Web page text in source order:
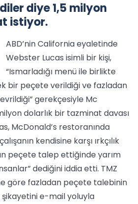
diye 1,5 milyon
istiyor.
ABD’nin California eyaletinde
Webster Lucas isimli bir kişi,
“Ismarladığı menü ile birlikte
bir peçete verildiği ve fazladan
gerekçesiyle Mc
dolarlık bir tazminat davası
McDonald’s restoranında
kendisine karşı ırkçılık
peçete talep ettiğinde yarım
dediğini iddia etti. TMZ
göre fazladan peçete talebinin
şikayetini e-mail yoluyla